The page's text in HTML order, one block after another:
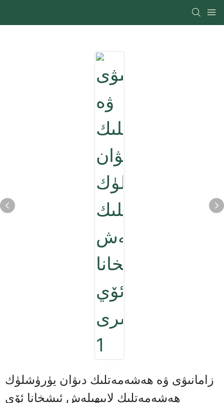
زامانىۋى ۋە ھەشەمەتلىك دىۋان يۈرۈشلۈك
ھەشەمەتلىك لايىھىلەش ئىشخانا ئۆي